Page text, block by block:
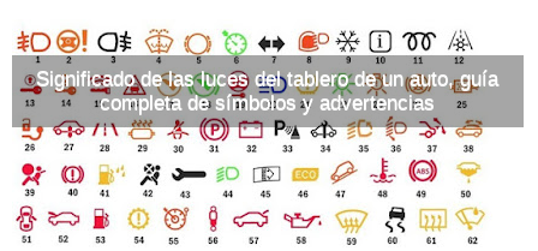
Significado de las luces del tablero de un auto, guía
completa de símbolos y advertencias